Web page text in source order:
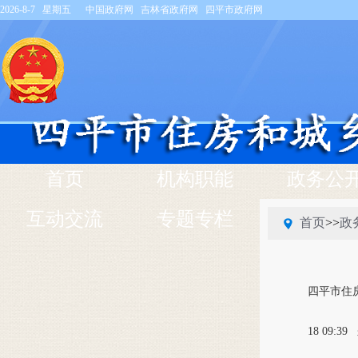
2026-8-7 星期五 中国政府网 吉林省政府网 四平市政府网
首页 机构职能
政务公
互动交流
专题专栏 首页>>政
四平市住
18 09:39